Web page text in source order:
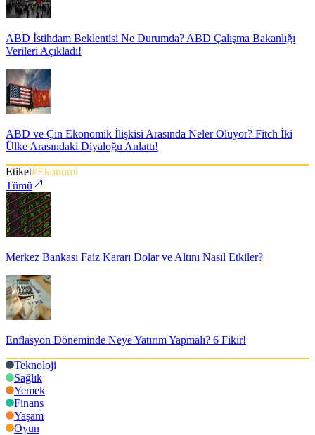
ABD İstihdam Beklentisi Ne Durumda? ABD Çalışma Bakanlığı
Verileri Açıkladı!
ABD ve Çin Ekonomik İlişkisi Arasında Neler Oluyor? Fitch İki
Ülke Arasındaki Diyaloğu Anlattı!
Etiket#Ekonomi
Tümü
Merkez Bankası Faiz Kararı Dolar ve Altını Nasıl Etkiler?
Enflasyon Döneminde Neye Yatırım Yapmalı? 6 Fikir!
Teknoloji
Sağlık
Yemek
Finans
Yaşam
Oyun